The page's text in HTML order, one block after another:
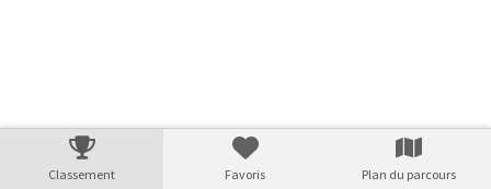
Classement Favoris Plan du parcours